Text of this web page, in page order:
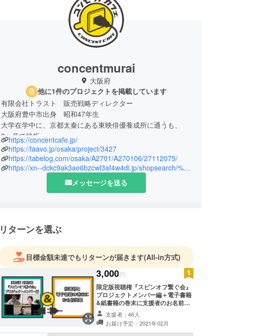
concentmurai
大阪府
他に1件のプロジェクトを掲載しています
有限会社トラスト 販売戦略ディレクター
大阪府豊中市出身 昭和47年生
大学在学中に、京都太秦にある東映俳優養成所に通うも、
3ヶ月で挫折。
卒業後はフリーターとなり、スポーツジムのインストラク
ターとして働く傍ら、プロ野球選手を目指し、プロテストを
受験する。
当時の福岡ダイエーホークス2軍監督の石毛氏に
「もう少し早く出会っていればと‥」と肩を叩かれ、そっと
営業、ディスプレイ会社の空間ディレクターを経て、現在に
至る。
様々な経験をしてきたからこそ、人脈も多岐にわたり、その
人脈を繋ぐことをこれからのライフスタイルにできればと考
え、得意分野を形にしたら、カフェに辿り着きました。
カフェには、時の話題に談笑し、情報交換のできる場所とし
ての顔もあり、この「コンセントカフェ」がそんな場所にな
ることを願っています。
プライベートでは、アマチュアとして自身の笑いを試すた
め、ピン芸人の祭典「R-1ぐらんぷり」にも出場するも、毎
年１回戦落ち。
https://concentcafe.jp/
https://faavo.jp/osaka/project/3427
https://tabelog.com/osaka/A2701/A270106/27112075/
https://xn--dckc9ak3ae6bzcwl3af4w4di.jp/shopsearch/%E3%82%B3%E3%83%B3%E3%82%BB%E3%83%B3%E3%83%88%E3%82%AB%E3%83%95%E3%82%A7%E6%9C%AC%E7%94%BA%E5%BA%97/
メッセージを送る
リターンを選ぶ
目標金額未達でもリターンが届きます(All-in方式)
3,000円
限定版視聴権『スピンオフ繋ぐ会』
プロジェクトメンバー編＋電子書籍
&紙書籍の巻末に支援者のお名前掲
載 ※視聴権をURLにてお送りいたし
ますので、メールアドレスを取得さ
せていただきます ※ご支援いただい
支援者：46人
お届け予定：2021年02月